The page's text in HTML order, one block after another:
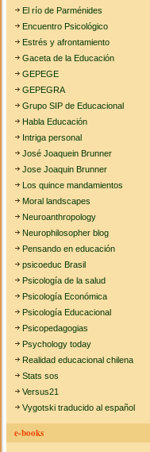
El río de Parménides
Encuentro Psicológico
Estrés y afrontamiento
Gaceta de la Educación
GEPEGE
GEPEGRA
Grupo SIP de Educacional
Habla Educación
Intriga personal
José Joaquein Brunner
Jose Joaquin Brunner
Los quince mandamientos
Moral landscapes
Neuroanthropology
Neurophilosopher blog
Pensando en educación
psicoeduc Brasil
Psicología de la salud
Psicología Económica
Psicología Educacional
Psicopedagogias
Psychology today
Realidad educacional chilena
Stats sos
Versus21
Vygotski traducido al español
e-books